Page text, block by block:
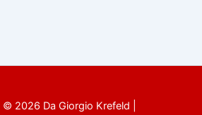
2026 Da Giorgio Krefeld |